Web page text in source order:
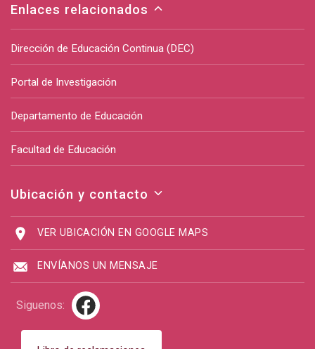
Enlaces relacionados
Dirección de Educación Continua (DEC)
Portal de Investigación
Departamento de Educación
Facultad de Educación
Ubicación y contacto
VER UBICACIÓN EN GOOGLE MAPS
ENVÍANOS UN MENSAJE
Siguenos: